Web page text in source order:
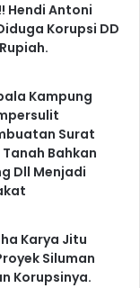
Hendi Antoni
Korupsi DD
Kampung
Surat
Bahkan
Dll Menjadi
Karya Jitu
Siluman
Korupsinya.